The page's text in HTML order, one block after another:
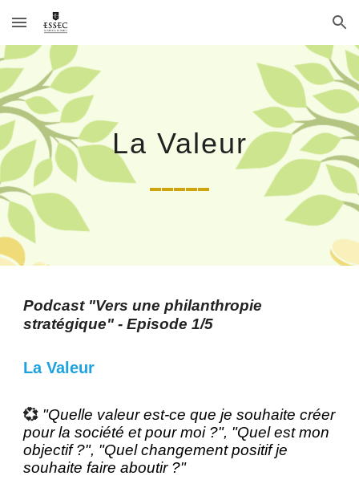
Skip to main content Skip to navigation
La Valeur
Podcast"Vers une philanthropie
stratégique" - Episode 1/5
La Valeur
💞 "Quelle valeur est-ce que je souhaite créer
pour la société et pour moi ?", "Quel est mon
objectif ?", "Quel changement positif je
souhaite faire aboutir ?"